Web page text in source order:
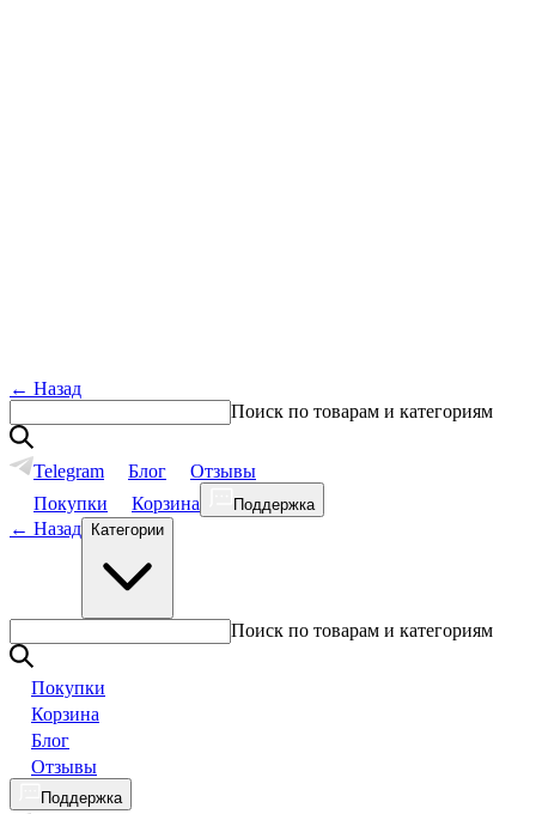
← Назад
Поиск по товарам и категориям
Telegram Блог
Отзывы
Покупки
Корзина Поддержка
← Назад Категории
Поиск по товарам и категориям
Покупки
Корзина
Блог
Отзывы
Поддержка